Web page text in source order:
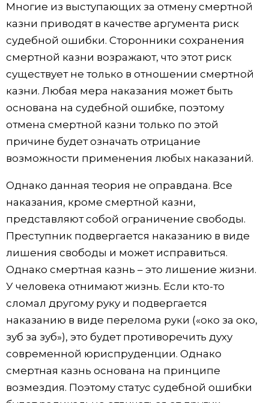
Многие из выступающих за отмену смертной
казни приводят в качестве аргумента риск
судебной ошибки. Сторонники сохранения
смертной казни возражают, что этот риск
существует не только в отношении смертной
казни. Любая мера наказания может быть
основана на судебной ошибке, поэтому
отмена смертной казни только по этой
причине будет означать отрицание
возможности применения любых наказаний.
Однако данная теория не оправдана. Все
наказания, кроме смертной казни,
представляют собой ограничение свободы.
Преступник подвергается наказанию в виде
лишения свободы и может исправиться.
Однако смертная казнь – это лишение жизни.
У человека отнимают жизнь. Если кто-то
сломал другому руку и подвергается
наказанию в виде перелома руки («око за око,
зуб за зуб»), это будет противоречить духу
современной юриспруденции. Однако
смертная казнь основана на принципе
возмездия. Поэтому статус судебной ошибки